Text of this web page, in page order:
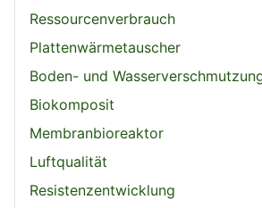
Ressourcenverbrauch
Plattenwärmetauscher
Boden- und
Biokomposit
Membranbioreaktor
Luftqualität
Resistenzentwicklung